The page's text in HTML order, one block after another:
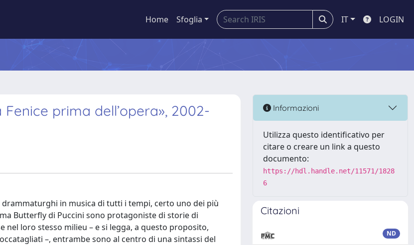
Home Sfoglia IT LOGIN
prima dell’opera», 2002-
drammaturghi in musica di tutti i tempi, certo uno dei più
Butterfly di Puccini sono protagoniste di storie di
loro stesso milieu – e si legga, a questo proposito,
–, entrambe sono al centro di una sintassi del
Informazioni
Utilizza questo identificativo per
citare o creare un link a questo
documento:
https://hdl.handle.net/11571/1828
6
Citazioni
ND